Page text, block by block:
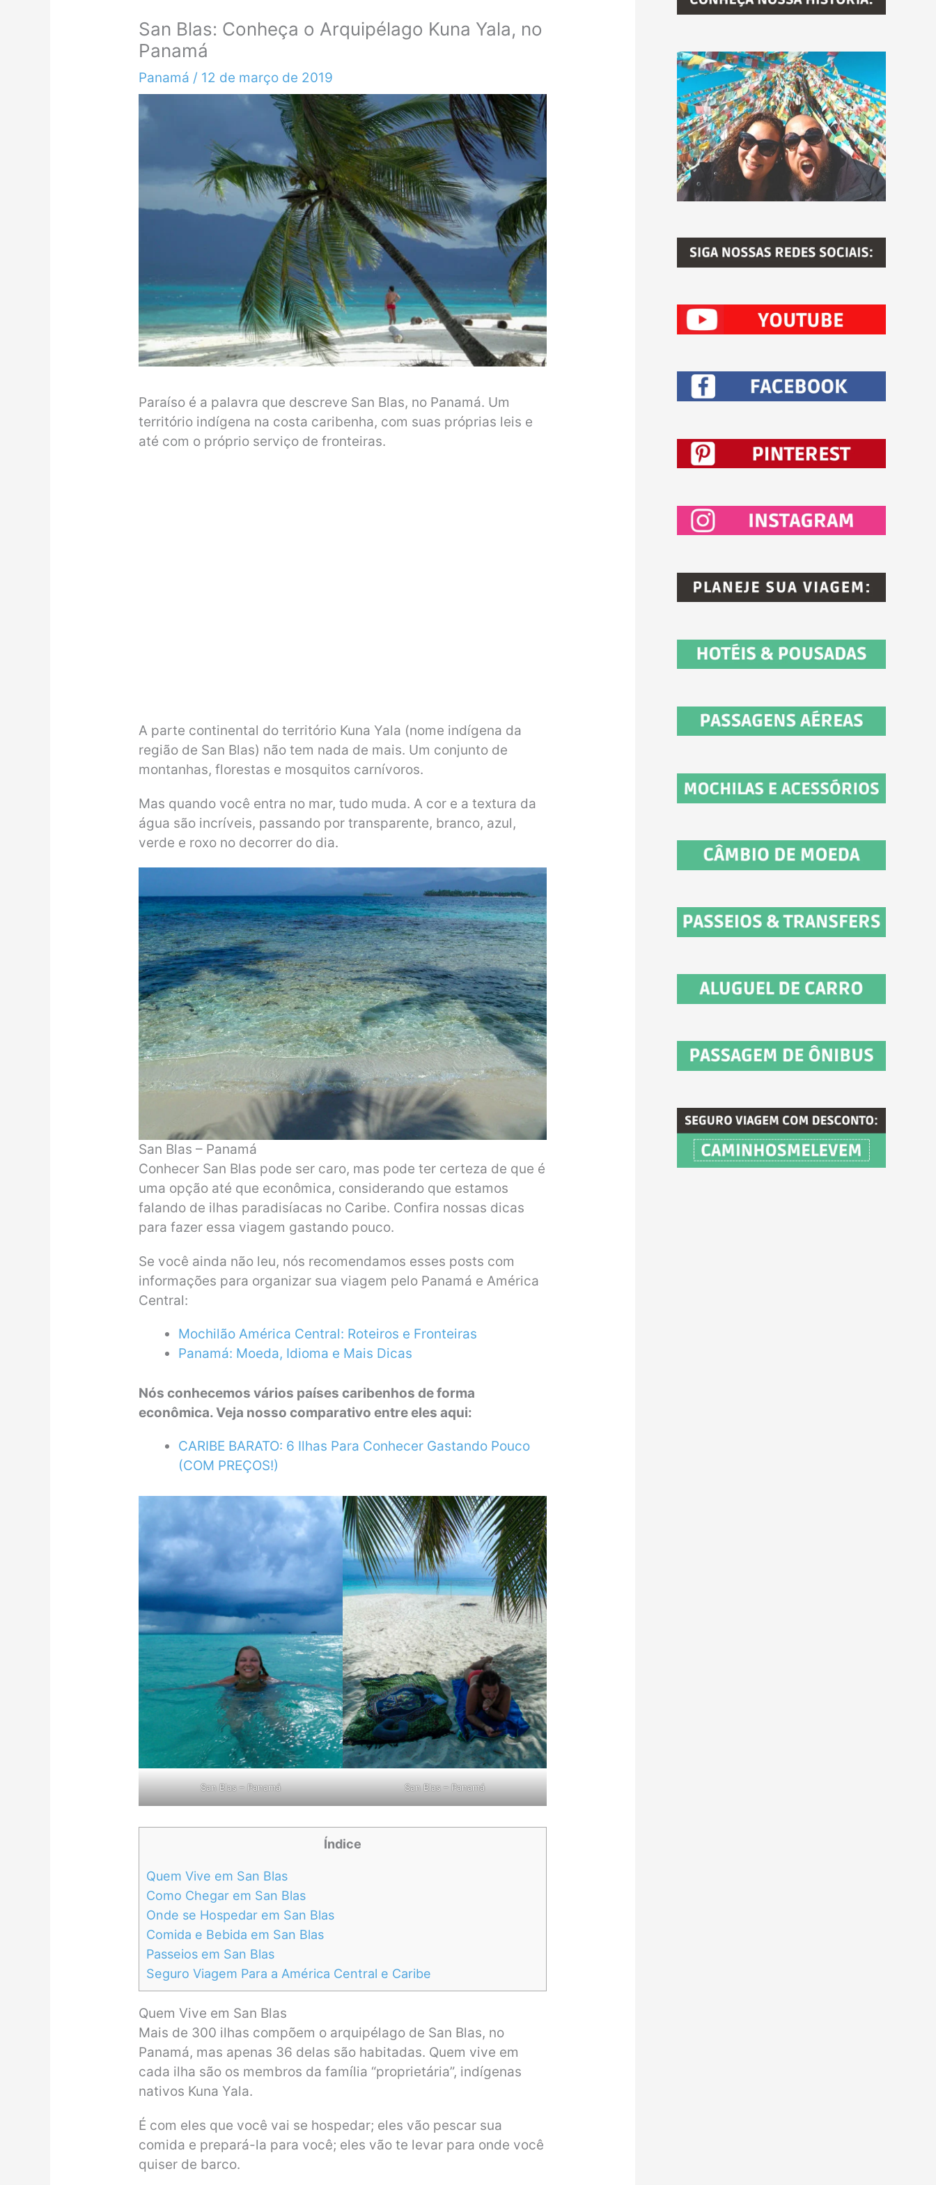
San Blas: Conheça o Arquipélago Kuna Yala, no
Panamá
Panamá / 12 de março de 2019
Paraíso é a palavra que descreve San Blas, no Panamá. Um
território indígena na costa caribenha, com suas próprias leis e
até com o próprio serviço de fronteiras.
A parte continental do território Kuna Yala (nome indígena da
região de San Blas) não tem nada de mais. Um conjunto de
montanhas, florestas e mosquitos carnívoros.
Mas quando você entra no mar, tudo muda. A cor e a textura da
água são incríveis, passando por transparente, branco, azul,
verde e roxo no decorrer do dia.
San Blas – Panamá
Conhecer San Blas pode ser caro, mas pode ter certeza de que é
uma opção até que econômica, considerando que estamos
falando de ilhas paradisíacas no Caribe. Confira nossas dicas
para fazer essa viagem gastando pouco.
Se você ainda não leu, nós recomendamos esses posts com
informações para organizar sua viagem pelo Panamá e América
Central:
Mochilão América Central: Roteiros e Fronteiras
Panamá: Moeda, Idioma e Mais Dicas
Nós conhecemos vários países caribenhos de forma
econômica. Veja nosso comparativo entre eles aqui:
CARIBE BARATO: 6 Ilhas Para Conhecer Gastando Pouco
(COM PREÇOS!)
San Blas – Panamá San Blas – Panamá
Índice
Quem Vive em San Blas
Como Chegar em San Blas
Onde se Hospedar em San Blas
Comida e Bebida em San Blas
Passeios em San Blas
Seguro Viagem Para a América Central e Caribe
Quem Vive em San Blas
Mais de 300 ilhas compõem o arquipélago de San Blas, no
Panamá, mas apenas 36 delas são habitadas. Quem vive em
cada ilha são os membros da família “proprietária”, indígenas
nativos Kuna Yala.
É com eles que você vai se hospedar; eles vão pescar sua
comida e prepará-la para você; eles vão te levar para onde você
quiser de barco.